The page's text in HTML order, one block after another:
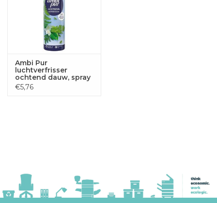
Ambi Pur
luchtverfrisser
ochtend dauw, spray
van 185 ml
€5,76